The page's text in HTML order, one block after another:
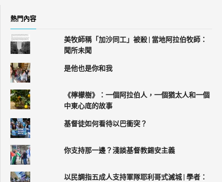
熱門內容
美牧師稱「加沙同工」被殺 | 當地阿拉伯牧師：
聞所未聞
是他也是你和我
《檸檬樹》：一個阿拉伯人，一個猶太人和一個
中東心底的故事
基督徒如何看待以巴衝突？
你支持那一邊？淺談基督教錫安主義
以民調指五成人支持軍隊耶利哥式滅城 | 學者：